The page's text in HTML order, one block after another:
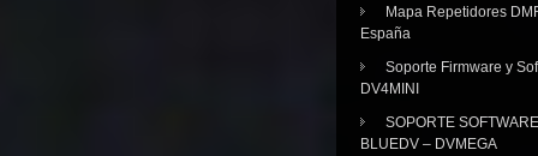
Mapa Repetidores
España
Soporte Firmware y
DV4MINI
SOPORTE SOFTWARE
BLUEDV – DVMEGA